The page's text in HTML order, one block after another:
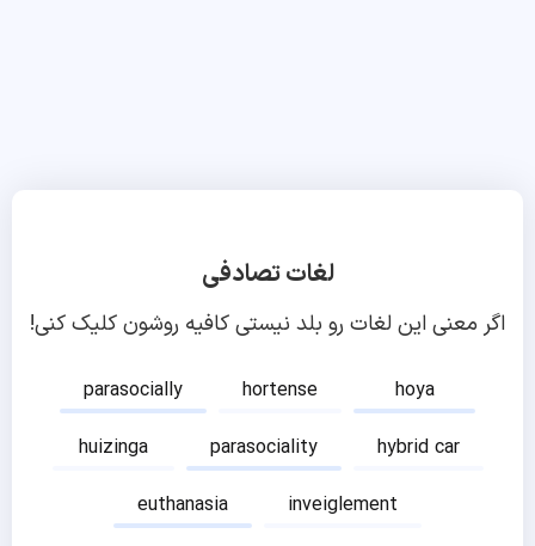
لغات تصادفی
اگر معنی این لغات رو بلد نیستی کافیه روشون کلیک کنی!
parasocially hortense
hoya
huizinga
parasociality
hybrid car
euthanasia
inveiglement